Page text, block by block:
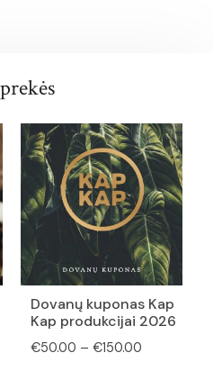
Dovanų kuponas Kap
Kap produkcijai 2026
€50.00 – €150.00